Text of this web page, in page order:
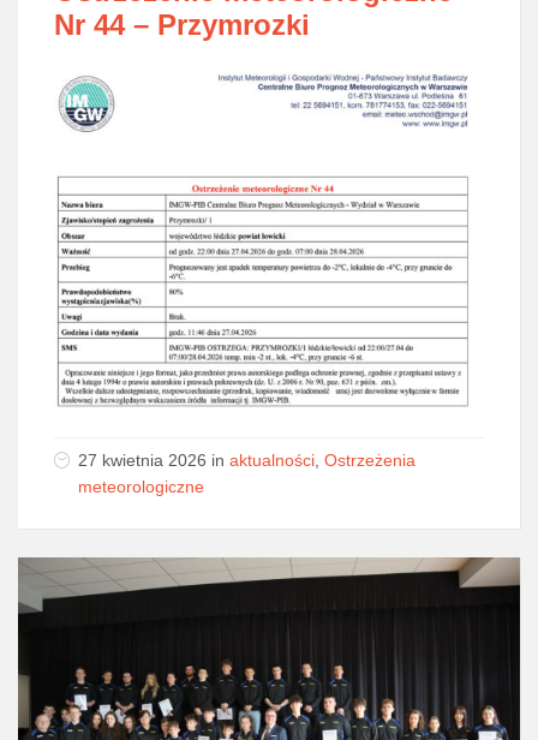
Nr 44 – Przymrozki
27 kwietnia 2026 in aktualności Ostrzeżenia
meteorologiczne